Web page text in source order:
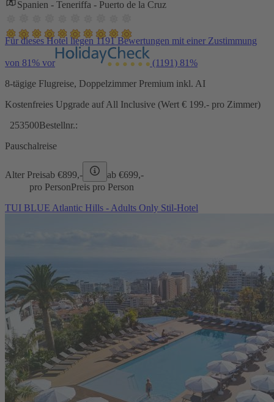
Spanien - Teneriffa - Puerto de la Cruz
Für dieses Hotel liegen 1191 Bewertungen mit einer Zustimmung
von 81% vor (1191) 81%
8-tägige Flugreise, Doppelzimmer Premium inkl. AI
Kostenfreies Upgrade auf All Inclusive (Wert € 199.- pro Zimmer)
253500Bestellnr.:
Pauschalreise
Alter Preisab €899,- ab €699,-
pro PersonPreis pro Person
TUI BLUE Atlantic Hills - Adults Only Stil-Hotel